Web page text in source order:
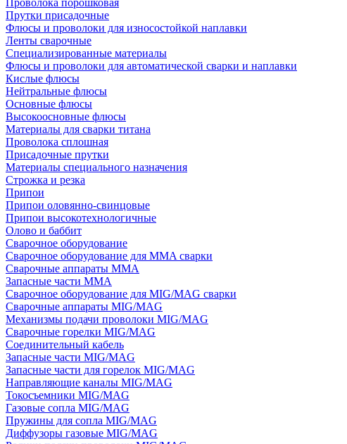
Проволока порошковая
Прутки присадочные
Флюсы и проволоки для износостойкой наплавки
Ленты сварочные
Специализированные материалы
Флюсы и проволоки для автоматической сварки и наплавки
Кислые флюсы
Нейтральные флюсы
Основные флюсы
Высокоосновные флюсы
Материалы для сварки титана
Проволока сплошная
Присадочные прутки
Материалы специального назначения
Строжка и резка
Припои
Припои оловянно-свинцовые
Припои высокотехнологичные
Олово и баббит
Сварочное оборудование
Сварочное оборудование для MMA сварки
Сварочные аппараты MMA
Запасные части MMA
Сварочное оборудование для MIG/MAG сварки
Сварочные аппараты MIG/MAG
Механизмы подачи проволоки MIG/MAG
Сварочные горелки MIG/MAG
Соединительный кабель
Запасные части MIG/MAG
Запасные части для горелок MIG/MAG
Направляющие каналы MIG/MAG
Токосъемники MIG/MAG
Газовые сопла MIG/MAG
Пружины для сопла MIG/MAG
Диффузоры газовые MIG/MAG